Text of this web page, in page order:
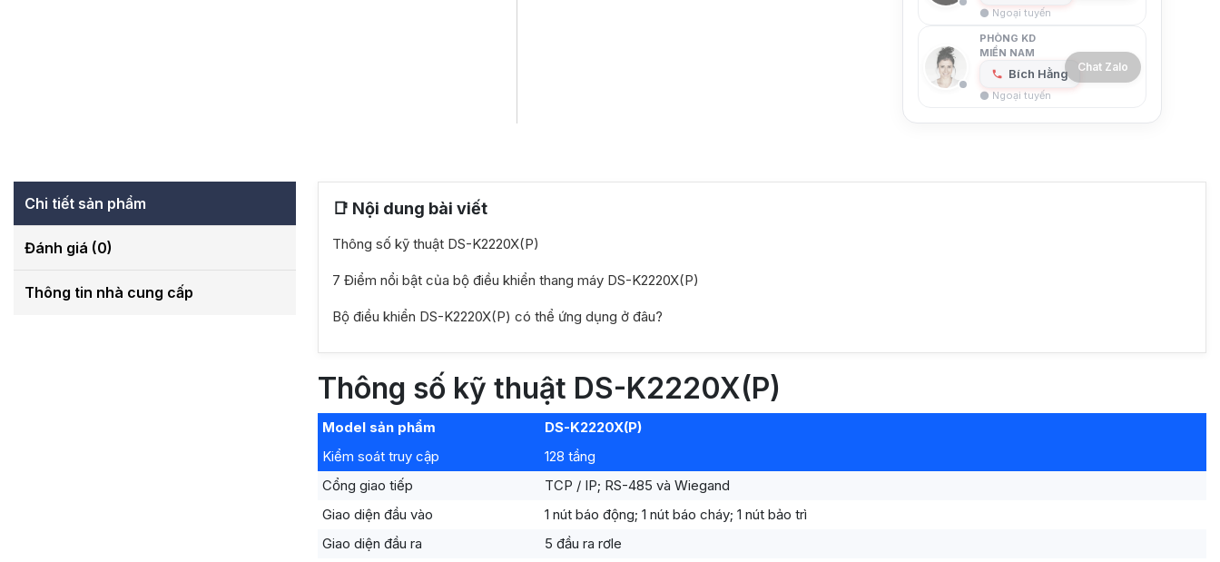
⚫ Ngoại tuyến
PHÒNG KD
MIỀN NAM
Bích Hằng
⚫ Ngoại tuyến
Chat Zalo
Chi tiết sản phẩm
Đánh giá (0)
Thông tin nhà cung cấp
📑 Nội dung bài viết
Thông số kỹ thuật DS-K2220X(P)
7 Điểm nổi bật của bộ điều khiển thang máy DS-K2220X(P)
Bộ điều khiển DS-K2220X(P) có thể ứng dụng ở đâu?
Thông số kỹ thuật DS-K2220X(P)
Model sản phẩm
DS-K2220X(P)
Kiểm soát truy cập
128 tầng
Cổng giao tiếp
TCP / IP; RS-485 và Wiegand
Giao diện đầu vào
1 nút báo động; 1 nút báo cháy; 1 nút bảo trì
Giao diện đầu ra
5 đầu ra rơle